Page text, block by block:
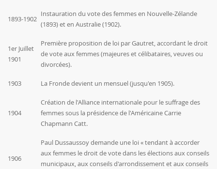
1893-1902
Instauration du vote des femmes en Nouvelle-Zélande
(1893) et en Australie (1902).
1er Juillet
1901
Première proposition de loi parGautret, accordant le droit
de vote aux femmes (majeures et célibataires, veuves ou
divorcées).
1903 La Fronde devient un mensuel (jusqu'en 1905).
1904
Création de l'Alliance internationale pour le suffrage des
femmes sous la présidence de l'Américaine Carrie
Chapmann Catt.
1906
Paul Dussaussoydemande une loi« tendant à accorder
aux femmes le droit de vote dans les élections aux conseils
municipaux, aux conseils d'arrondissement et aux conseils